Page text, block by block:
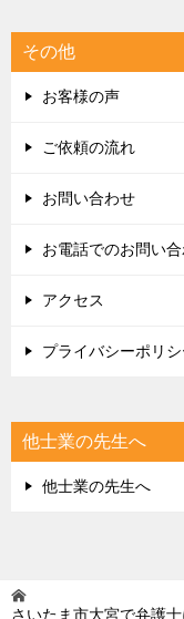
その他
お客様の声
ご依頼の流れ
お問い合わせ
お電話でのお問い合
アクセス
プライバシーポリシ
他士業の先生へ
他士業の先生へ
さいたま市大宮で弁護